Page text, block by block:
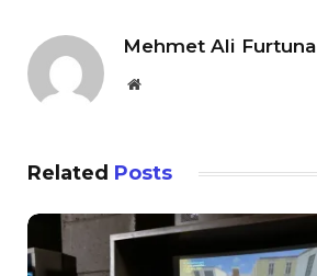
Mehmet Ali Furtuna
Website
Related Posts